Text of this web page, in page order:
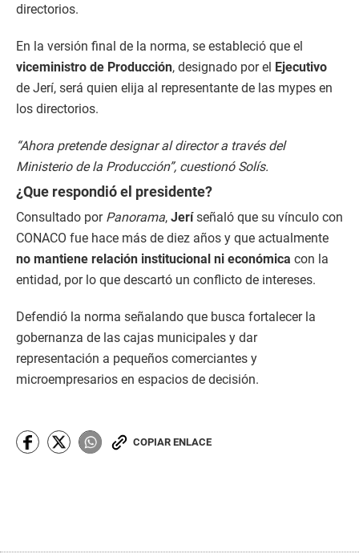
directorios.
En la versión final de la norma, se estableció que el
viceministro de Producción, designado por el Ejecutivo
de Jerí, será quien elija al representante de las mypes en
los directorios.
“Ahora pretende designar al director a través del
Ministerio de la Producción”, cuestionó Solís.
¿Que respondió el presidente?
Consultado por Panorama, Jeríseñaló que su vínculo con
CONACO fue hace más de diez años y que actualmente
no mantiene relación institucional ni económica con la
entidad, por lo que descartó un conflicto de intereses.
Defendió la norma señalando que busca fortalecer la
gobernanza de las cajas municipales y dar
representación a pequeños comerciantes y
microempresarios en espacios de decisión.
COPIAR ENLACE